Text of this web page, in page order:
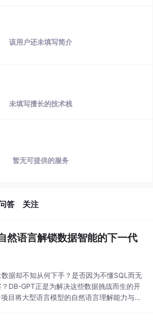
该用户还未填写简介
未填写擅长的技术栈
暂无可提供的服务
答 关注
然语言解锁数据智能的下一代
据却不知从何下手？是否因为不懂SQL而无
DB-GPT正是为解决这些数据挑战而生的开
目将大型语言模型的自然语言理解能力与传